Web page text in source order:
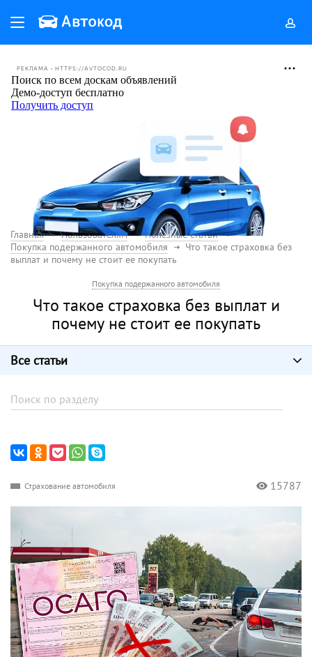
РЕКЛАМА • HTTPS://AVTOCOD.RU
Главная Пользователям
Полезные статьи
Покупка подержанного автомобиля
Что такое страховка без
выплат и почему не стоит ее покупать
Покупка подержанного автомобиля
Что такое страховка без выплат и
почему не стоит ее покупать
Все статьи
Страхование автомобиля 15787